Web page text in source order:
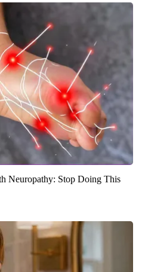
Neuropathy: Stop Doing This